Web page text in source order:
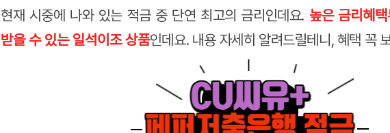
현재 시중에 나와 있는 적금 중 단연 최고의 금리인데요. 높은 금리혜
받을 수 있는 일석이조 상품인데요. 내용 자세히 알려드릴테니, 혜택 꼭